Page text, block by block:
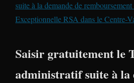
suite à la demande de
Exceptionnelle RSA dans le Centre-
Saisir gratuitement le
administratif suite à la